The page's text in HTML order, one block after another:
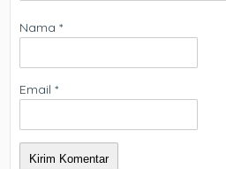
Nama*
Email*